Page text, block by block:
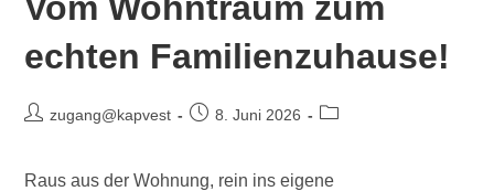
echten Familienzuhause!
zugang@kapvest 8. Juni 2026
Raus aus der Wohnung, rein ins eigene